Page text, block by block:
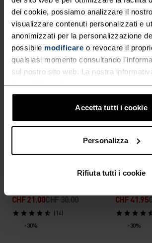
dei cookie, possiamo analizzare il
visualizzare contenuti personalizzati e
anonimizzati per la personalizzazione
possibile modificare o revocare il
qualsiasi momento consultando
sul nostro sito web. La nostra
Accetta tutti i cookie
Personalizza
Rifiuta tutti i cookie
CHF 55.95CHF 80.00
(8)
CHF 47.95
-30%
% % % %
CHF 80.00
-30%
Warm
% %
CHF 76.95
-30%
Canotta Da Running
CHF 21.00CHF 30.00
(14)
T-Shirt
CHF 41.95
-30%
-30%